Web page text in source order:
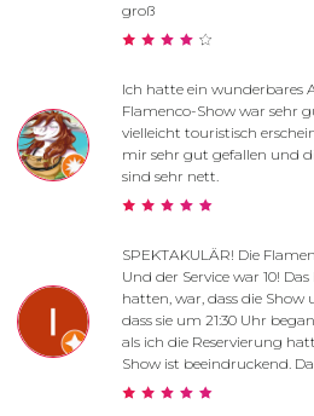
groß
Ich hatte ein wunderbares
Flamenco-Show war sehr
vielleicht touristisch
mir sehr gut gefallen und
sind sehr nett.
SPEKTAKULÄR! Die
Und der Service war 10!
hatten, war, dass die
dass sie um 21:30 Uhr
als ich die Reservierung
Show ist beeindruckend.